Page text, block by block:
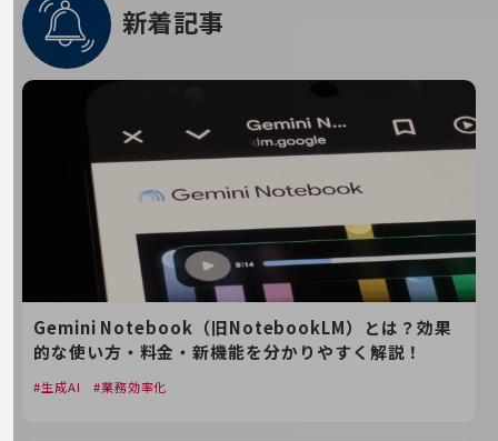
ネットワーク・モバイル
クラウド・データセンター
電話・映像コミュニケーション
データ利活用
運用管理
業務支援・マーケティング
新着記事
Gemini Notebook（旧NotebookLM）とは？効果
的な使い方・料金・新機能を分かりやすく解説！
生成AI 業務効率化